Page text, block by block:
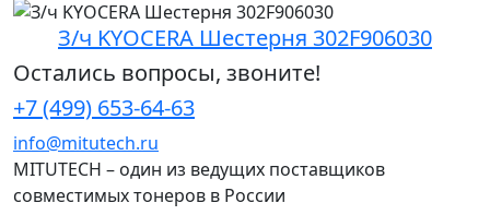
З/ч KYOCERA Шестерня 302F906030
Остались вопросы, звоните!
+7 (499) 653-64-63
info@mitutech.ru
MITUTECH – один из ведущих поставщиков
совместимых тонеров в России